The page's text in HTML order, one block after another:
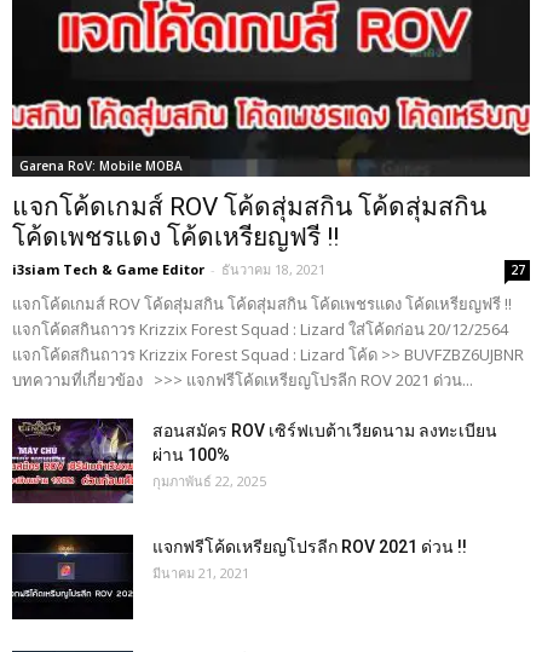
Garena RoV: Mobile MOBA
แจกโค้ดเกมส์ ROV โค้ดสุ่มสกิน โค้ดสุ่มสกิน
โค้ดเพชรแดง โค้ดเหรียญฟรี !!
i3siam Tech & Game Editor - ธันวาคม 18, 2021 27
แจกโค้ดเกมส์ ROV โค้ดสุ่มสกิน โค้ดสุ่มสกิน โค้ดเพชรแดง โค้ดเหรียญฟรี !!
แจกโค้ดสกินถาวร Krizzix Forest Squad : Lizard ใส่โค้ดก่อน 20/12/2564
แจกโค้ดสกินถาวร Krizzix Forest Squad : Lizard โค้ด >> BUVFZBZ6UJBNR
บทความที่เกี่ยวข้อง >>> แจกฟรีโค้ดเหรียญโปรลีก ROV 2021 ด่วน...
สอนสมัคร ROV เซิร์ฟเบต้าเวียดนาม ลงทะเบียน
ผ่าน 100%
กุมภาพันธ์ 22, 2025
แจกฟรีโค้ดเหรียญโปรลีก ROV 2021 ด่วน !!
มีนาคม 21, 2021